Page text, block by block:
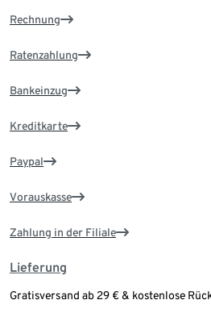
Rechnung
Ratenzahlung
Bankeinzug
Kreditkarte
Paypal
Vorauskasse
Zahlung in der Filiale
Lieferung
Gratisversand ab 29 € & kostenlose